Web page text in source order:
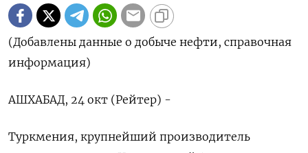
(Добавлены данные о добыче нефти, справочная
информация)
АШХАБАД, 24 окт (Рейтер) -
Туркмения, крупнейший производитель